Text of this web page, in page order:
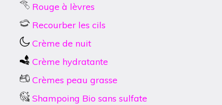
Rouge à lèvres
Recourber les cils
Crème de nuit
Crème hydratante
Crèmes peau grasse
Shampoing Bio sans sulfate